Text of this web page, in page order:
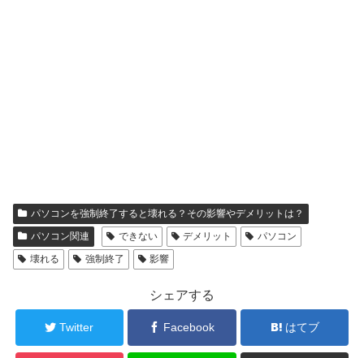
パソコンを強制終了すると壊れる？その影響やデメリットは？
パソコン関連
できない デメリット
パソコン
壊れる
強制終了 影響
シェアする
Twitter Facebook はてブ